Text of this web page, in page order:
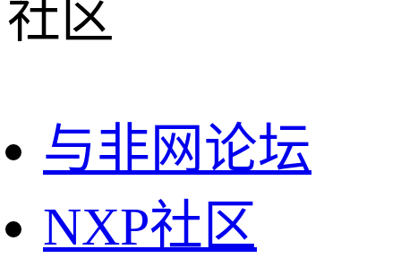
社区
与非网论坛
NXP社区